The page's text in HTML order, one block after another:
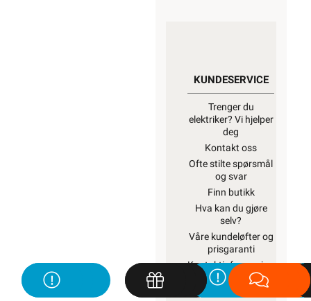
KUNDESERVICE
Trenger du
elektriker? Vi hjelper
deg
Kontakt oss
Ofte stilte spørsmål
og svar
Finn butikk
Hva kan du gjøre
selv?
Våre kundeløfter og
prisgaranti
Kontaktinformasjon
Proff avdeling